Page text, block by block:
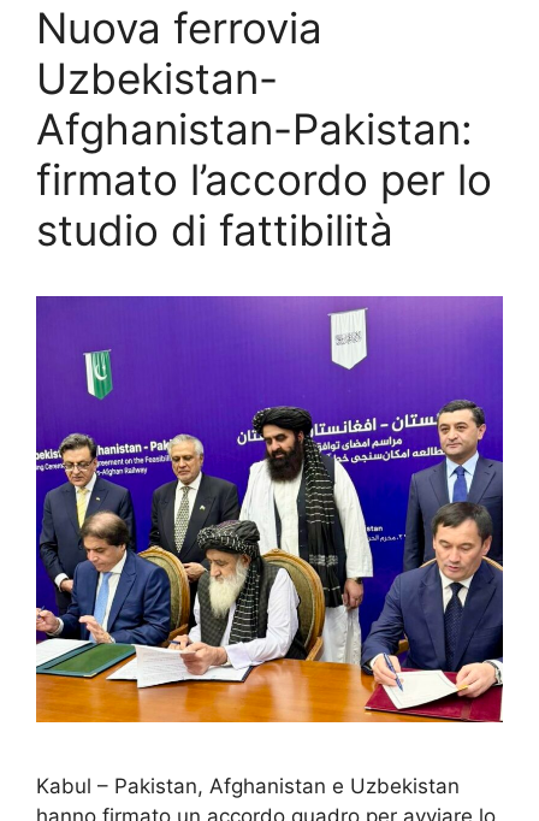
Nuova ferrovia
Uzbekistan-
Afghanistan-Pakistan:
firmato l’accordo per lo
studio di fattibilità
Kabul – Pakistan, Afghanistan e Uzbekistan